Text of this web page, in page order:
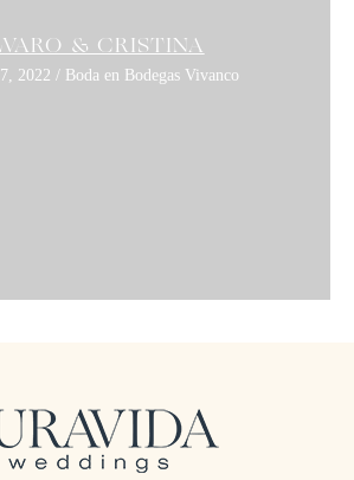
& CRISTINA
2022 / Boda en Bodegas Vivanco